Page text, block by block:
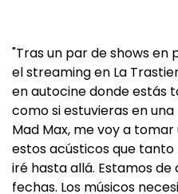
"Tras un par de shows en
el streaming en La
en autocine donde estás
como si estuvieras en
Mad Max, me voy a
estos acústicos que
iré hasta allá. Estamos
fechas. Los músicos